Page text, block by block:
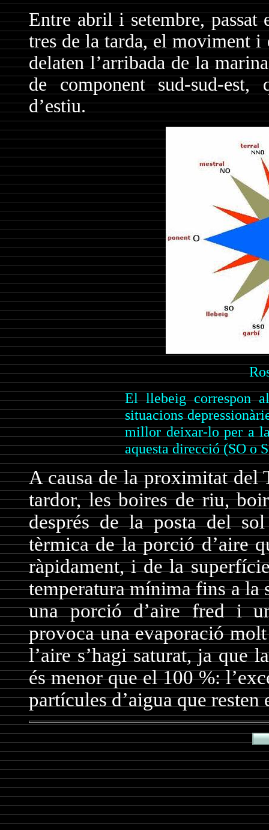
Entre abril i setembre,
tres de la tarda, el moviment i
delaten l’arribada de la
de component sud-sud-est,
d’estiu.
El llebeig correspon
situacions
millor deixar-lo per a
aquesta direcció (SO o
A causa de la proximitat del
tardor, les boires de riu,
després de la posta del
tèrmica de la porció d’aire
ràpidament, i de la
temperatura mínima fins a la
una porció d’aire fred i
provoca una evaporació
l’aire s’hagi saturat, ja que
és menor que el 100 %:
partícules d’aigua que resten